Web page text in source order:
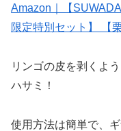
Amazon｜【
限定特別セット】 【
リンゴの皮を剥くよ
ハサミ！
使用方法は簡単で、